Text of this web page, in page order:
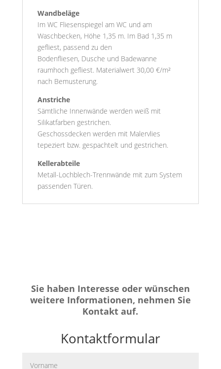
Wandbeläge
Im WC Fliesenspiegel am WC und am
Waschbecken, Höhe 1,35 m. Im Bad 1,35 m
gefliest, passend zu den
Bodenfliesen, Dusche und Badewanne
raumhoch gefliest. Materialwert 30,00 €/m²
nach Bemusterung.
Anstriche
Sämtliche Innenwände werden weiß mit
Silikatfarben gestrichen.
Geschossdecken werden mit Malervlies
tepeziert bzw. gespachtelt und gestrichen.
Kellerabteile
Metall-Lochblech-Trennwände mit zum System
passenden Türen.
Sie haben Interesse oder wünschen
weitere Informationen, nehmen Sie
Kontakt auf.
Kontaktformular